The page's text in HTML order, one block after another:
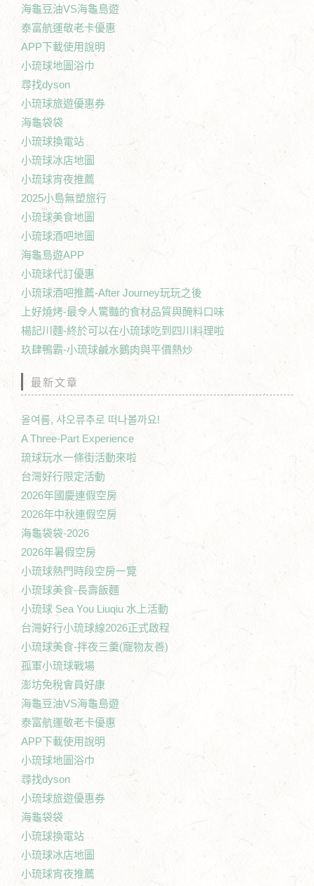
海龜豆油VS海龜島遊
泰富航運敬老卡優惠
APP下載使用說明
小琉球地圖浴巾
尋找dyson
小琉球旅遊優惠券
海龜袋袋
小琉球換電站
小琉球冰店地圖
小琉球宵夜推薦
2025小島無塑旅行
小琉球美食地圖
小琉球酒吧地圖
海龜島遊APP
小琉球代訂優惠
小琉球酒吧推薦-After Journey玩玩之後
上好燒烤-最令人驚豔的食材品質與醃料口味
楊記川麵-終於可以在小琉球吃到四川料理啦
玖肆鴨霸-小琉球鹹水鵝肉與平價熱炒
最新文章
올여름, 샤오류추로 떠나볼까요!
A Three-Part Experience
琉球玩水一條街活動來啦
台灣好行限定活動
2026年國慶連假空房
2026年中秋連假空房
海龜袋袋-2026
2026年暑假空房
小琉球熱門時段空房一覽
小琉球美食-長壽飯麵
小琉球 Sea You Liuqiu 水上活動
台灣好行小琉球線2026正式啟程
小琉球美食-拌夜三羹(寵物友善)
孤軍小琉球戰場
澎坊免稅會員好康
海龜豆油VS海龜島遊
泰富航運敬老卡優惠
APP下載使用說明
小琉球地圖浴巾
尋找dyson
小琉球旅遊優惠券
海龜袋袋
小琉球換電站
小琉球冰店地圖
小琉球宵夜推薦